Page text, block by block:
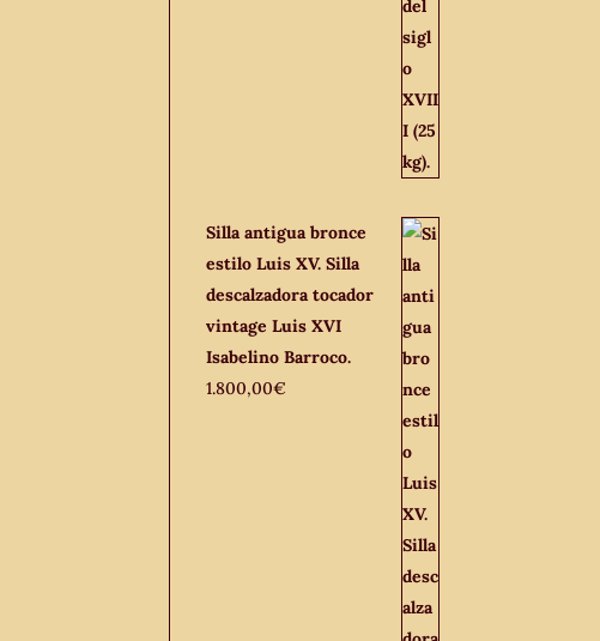
Silla antigua bronce
estilo Luis XV. Silla
descalzadora tocador
vintage Luis XVI
Isabelino Barroco.
1.800,00€